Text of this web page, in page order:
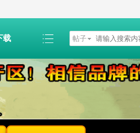
载 帖子